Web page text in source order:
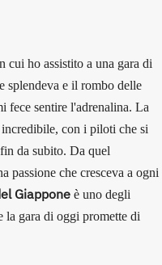
ho assistito a una gara di
splendeva e il rombo delle
fece sentire l'adrenalina. La
incredibile, con i piloti che si
da subito. Da quel
passione che cresceva a ogni
Giappone è uno degli
la gara di oggi promette di